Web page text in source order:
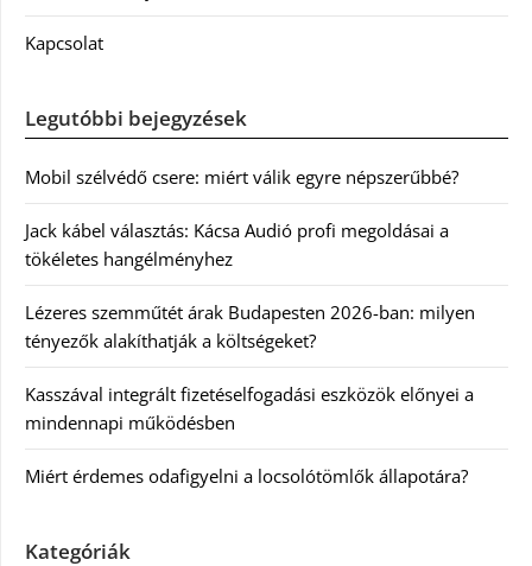
Kapcsolat
Legutóbbi bejegyzések
Mobil szélvédő csere: miért válik egyre népszerűbbé?
Jack kábel választás: Kácsa Audió profi megoldásai a
tökéletes hangélményhez
Lézeres szemműtét árak Budapesten 2026-ban: milyen
tényezők alakíthatják a költségeket?
Kasszával integrált fizetéselfogadási eszközök előnyei a
mindennapi működésben
Miért érdemes odafigyelni a locsolótömlők állapotára?
Kategóriák